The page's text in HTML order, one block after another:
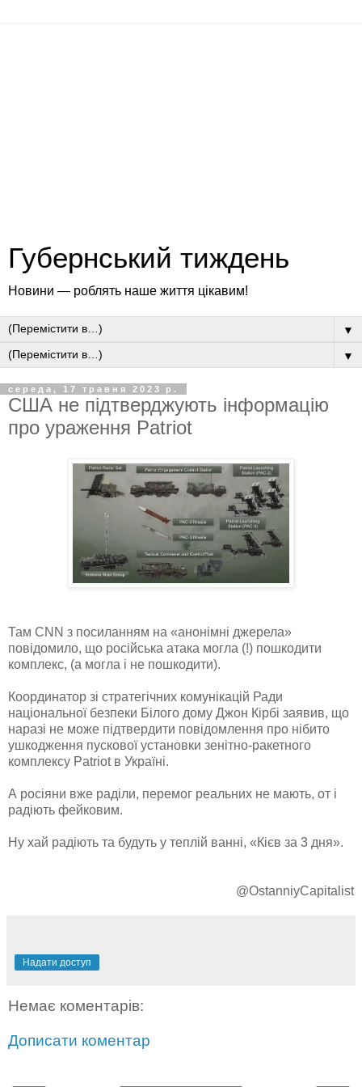
Губернський тиждень
Новини — роблять наше життя цікавим!
▼
▼
середа, 17 травня 2023 р.
США не підтверджують інформацію
про ураження Patriot
Там CNN з посиланням на «анонімні джерела»
повідомило, що російська атака могла (!) пошкодити
комплекс, (а могла і не пошкодити).
Координатор зі стратегічних комунікацій Ради
національної безпеки Білого дому Джон Кірбі заявив, що
наразі не може підтвердити повідомлення про нібито
ушкодження пускової установки зенітно-ракетного
комплексу Patriot в Україні.
А росіяни вже раділи, перемог реальних не мають, от і
радіють фейковим.
Ну хай радіють та будуть у теплій ванні, «Кієв за 3 дня».
@OstanniyCapitalist
Надати доступ
Немає коментарів:
Дописати коментар